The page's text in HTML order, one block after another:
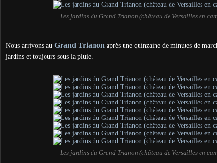
Les jardins du Grand Trianon (château de Versailles en
Nous arrivons au Grand Trianon après une quinzaine de minutes de
jardins et toujours sous la pluie.
Les jardins du Grand Trianon (château de Versailles en